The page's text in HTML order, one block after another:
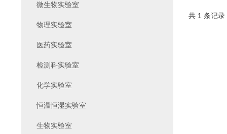
共 1 条记
微生物实验室
物理实验室
医药实验室
检测科实验室
化学实验室
恒温恒湿实验室
生物实验室